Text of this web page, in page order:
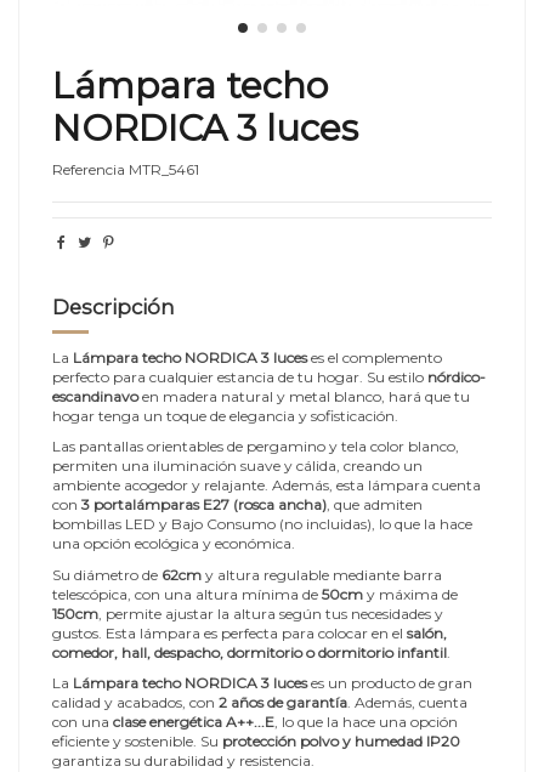
Lámpara techo
NORDICA 3 luces
Referencia MTR_5461
Descripción
La Lámpara techo NORDICA 3 luceses el complemento
perfecto para cualquier estancia de tu hogar. Su estilo nórdico-
escandinavoen madera natural y metal blanco, hará que tu
hogar tenga un toque de elegancia y sofisticación.
Las pantallas orientables de pergamino y tela color blanco,
permiten una iluminación suave y cálida, creando un
ambiente acogedor y relajante. Además, esta lámpara cuenta
con 3 portalámparas E27 (rosca ancha), que admiten
bombillas LED y Bajo Consumo (no incluidas), lo que la hace
una opción ecológica y económica.
Su diámetro de 62cm y altura regulable mediante barra
telescópica, con una altura mínima de 50cm y máxima de
150cm , permite ajustar la altura según tus necesidades y
gustos. Esta lámpara es perfecta para colocar en el salón,
comedor, hall, despacho, dormitorio o dormitorio infantil
La Lámpara techo NORDICA 3 luceses un producto de gran
calidad y acabados, con 2 años de garantía. Además, cuenta
con una clase energética A++...E, lo que la hace una opción
eficiente y sostenible. Su protección polvo y humedad IP20
garantiza su durabilidad y resistencia.